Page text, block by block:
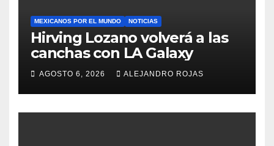
MEXICANOS POR EL MUNDO NOTICIAS
Hirving Lozano volverá a las
canchas con LA Galaxy
AGOSTO 6, 2026 ALEJANDRO ROJAS